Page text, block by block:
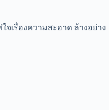
เรื่องความสะอาด ล้างอย่าง